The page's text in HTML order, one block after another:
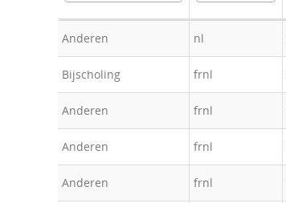
Anderen nl
Bijscholing frnl
Anderen frnl
Anderen frnl
Anderen frnl